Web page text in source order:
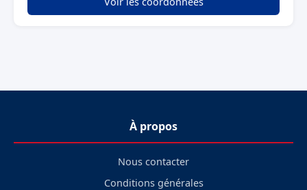
À propos
Nous contacter
Conditions générales